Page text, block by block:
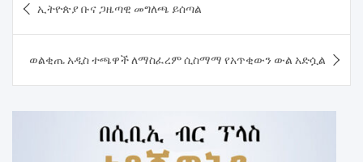
navigation
ኢትዮጵያ ቡና ጋዜጣዊ መግለጫ ይሰጣል
ወልቂጤ አዲስ ተጫዋች ለማስፈረም ሲስማማ የአጥቂውን ውል አድሷል